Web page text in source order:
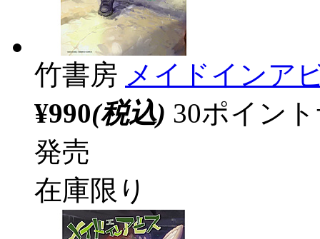
竹書房 メイドインア
¥990(税込) 30ポイン
発売
在庫限り